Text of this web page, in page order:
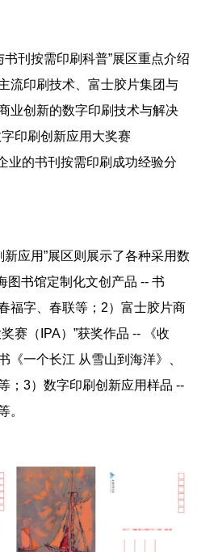
刊按需印刷科普”展区重点介绍
流印刷技术、富士胶片集团与
业创新的数字印刷技术与解决
印刷创新应用大奖赛
业的书刊按需印刷成功经验分
应用”展区则展示了各种采用数
图书馆定制化文创产品 -- 书
福字、春联等；2）富士胶片商
赛（IPA）”获奖作品 -- 《收
《一个长江 从雪山到海洋》、
；3）数字印刷创新应用样品 --
。